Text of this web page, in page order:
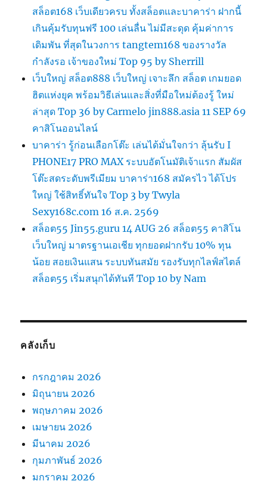
สล็อต168 เว็บเดียวครบ ทั้งสล็อตและบาคาร่า ฝากนี้
เกินคุ้มรับทุนฟรี 100 เล่นลื่น ไม่มีสะดุด คุ้มค่าการ
เดิมพัน ที่สุดในวงการ tangtem168 ของรางวัล
กำลังรอ เจ้าของใหม่ Top 95 by Sherrill
เว็บใหญ่ สล็อต888 เว็บใหญ่ เจาะลึก สล็อต เกมยอด
ฮิตแห่งยุค พร้อมวิธีเล่นและสิ่งที่มือใหม่ต้องรู้ ใหม่
ล่าสุด Top 36 by Carmelo jin888.asia 11 SEP 69
คาสิโนออนไลน์
บาคาร่า รู้ก่อนเลือกโต๊ะ เล่นได้มั่นใจกว่า ลุ้นรับ I
PHONE17 PRO MAX ระบบอัตโนมัติเจ้าแรก สัมผัส
โต๊ะสดระดับพรีเมียม บาคาร่า168 สมัครไว ได้โปร
ใหญ่ ใช้สิทธิ์ทันใจ Top 3 by Twyla
Sexy168c.com 16 ส.ค. 2569
สล็อต55 Jin55.guru 14 AUG 26 สล็อต55 คาสิโน
เว็บใหญ่ มาตรฐานเอเชีย ทุกยอดฝากรับ 10% ทุน
น้อย สอยเงินแสน ระบบทันสมัย รองรับทุกไลฟ์สไตล์
สล็อต55 เริ่มสนุกได้ทันที Top 10 by Nam
คลังเก็บ
กรกฎาคม 2026
มิถุนายน 2026
พฤษภาคม 2026
เมษายน 2026
มีนาคม 2026
กุมภาพันธ์ 2026
มกราคม 2026